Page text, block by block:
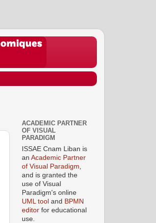
ACADEMIC PARTNER
OF VISUAL
PARADIGM
ISSAE Cnam Liban is
an Academic Partner
of Visual Paradigm
and is granted the
use of Visual
Paradigm's online
UML tool and BPMN
editor for educational
use.